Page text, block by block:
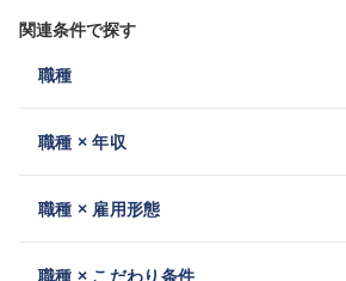
関連条件で探す
職種
職種 × 年収
職種 × 雇用形態
職種 × こだわり条件